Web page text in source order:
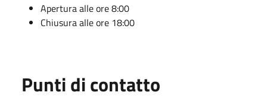
Apertura alle ore 8:00
Chiusura alle ore 18:00
Punti di contatto